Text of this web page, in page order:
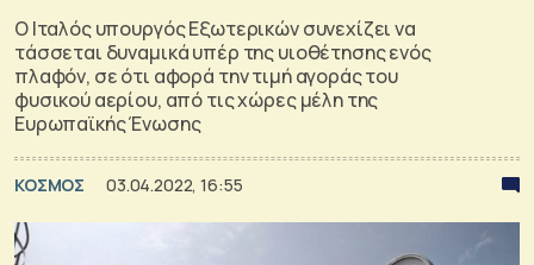
Ο Ιταλός υπουργός Εξωτερικών συνεχίζει να
τάσσεται δυναμικά υπέρ της υιοθέτησης ενός
πλαφόν, σε ότι αφορά την τιμή αγοράς του
φυσικού αερίου, από τις χώρες μέλη της
Ευρωπαϊκής Ένωσης
ΚΟΣΜΟΣ 03.04.2022, 16:55